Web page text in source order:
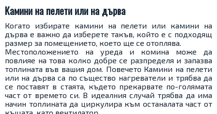
Камини на пелети или на дърва
Когато избирате камини на пелети или камини на
дърва е важно да изберете такъв, който е с подходящ
размер за помещението, което ще се отоплява.
Местоположението на уреда и комина може да
повлияе на това колко добре се разпределя и запазва
топлината във вашия дом. Повечето Камини на пелети
или на дърва са по същество нагреватели и трябва да
се поставят в стаята, където прекарвате по-голямата
част от времето си. В идеалния случай трябва да има
начин топлината да циркулира към останалата част от